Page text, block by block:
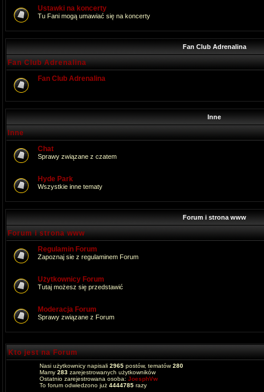
Ustawki na koncerty
Tu Fani mogą umawiać się na koncerty
Fan Club Adrenalina
Fan Club Adrenalina
Fan Club Adrenalina
Inne
Inne
Chat
Sprawy związane z czatem
Hyde Park
Wszystkie inne tematy
Forum i strona www
Forum i strona www
Regulamin Forum
Zapoznaj sie z regulaminem Forum
Użytkownicy Forum
Tutaj możesz się przedstawić
Moderacja Forum
Sprawy związane z Forum
Kto jest na Forum
Nasi użytkownicy napisali 2965 postów, tematów280
Mamy 283 zarejestrowanych użytkowników
Ostatnio zarejestrowana osoba: JoesphVw
To forum odwiedzono już 4444785 razy